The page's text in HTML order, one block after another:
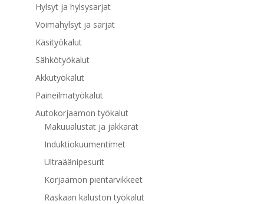
Hylsyt ja hylsysarjat
Voimahylsyt ja sarjat
Käsityökalut
Sähkötyökalut
Akkutyökalut
Paineilmatyökalut
Autokorjaamon työkalut
Makuualustat ja jakkarat
Induktiokuumentimet
Ultraäänipesurit
Korjaamon pientarvikkeet
Raskaan kaluston työkalut